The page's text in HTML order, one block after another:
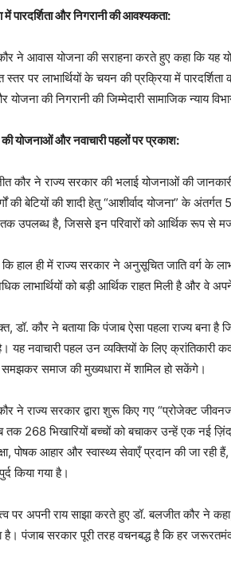
पारदर्शिता और निगरानी की आवश्यकता:
ने आवास योजना की सराहना करते हुए कहा कि यह
पर लाभार्थियों के चयन की प्रक्रिया में
योजना की निगरानी की जिम्मेदारी सामाजिक न्याय
योजनाओं और नवाचारी पहलों पर प्रकाश:
कौर ने राज्य सरकार की भलाई योजनाओं की
की बेटियों की शादी हेतु “आशीर्वाद योजना” के
तक उपलब्ध है, जिससे इन परिवारों को आर्थिक रूप
कि हाल ही में राज्य सरकार ने अनुसूचित जाति वर्ग के
लाभार्थियों को बड़ी आर्थिक राहत मिली है और वे
डॉ. कौर ने बताया कि पंजाब ऐसा पहला राज्य बना है
नवाचारी पहल उन व्यक्तियों के लिए क्रांतिकारी
समाज की मुख्यधारा में शामिल हो सकेंगे।
ने राज्य सरकार द्वारा शुरू किए गए “प्रोजेक्ट
268 भिखारियों बच्चों को बचाकर उन्हें एक नई
पोषक आहार और स्वास्थ्य सेवाएँ प्रदान की जा
किया गया है।
पर अपनी राय साझा करते हुए डॉ. बलजीत कौर ने
है। पंजाब सरकार पूरी तरह वचनबद्ध है कि हर